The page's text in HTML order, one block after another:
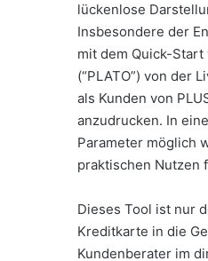
lückenlose
Insbesondere der
mit dem Quick-
(“PLATO”) von der
als Kunden von
anzudrucken. In
Parameter möglich
praktischen Nutzen
Dieses Tool ist nur
Kreditkarte in die
Kundenberater im